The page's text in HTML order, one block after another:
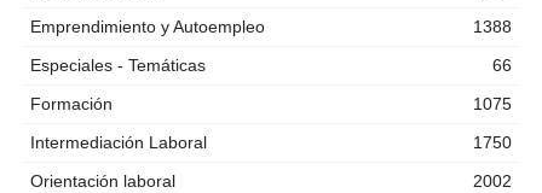
Emprendimiento y Autoempleo
1388
Especiales - Temáticas
66
Formación
1075
Intermediación Laboral
1750
Orientación laboral
2002